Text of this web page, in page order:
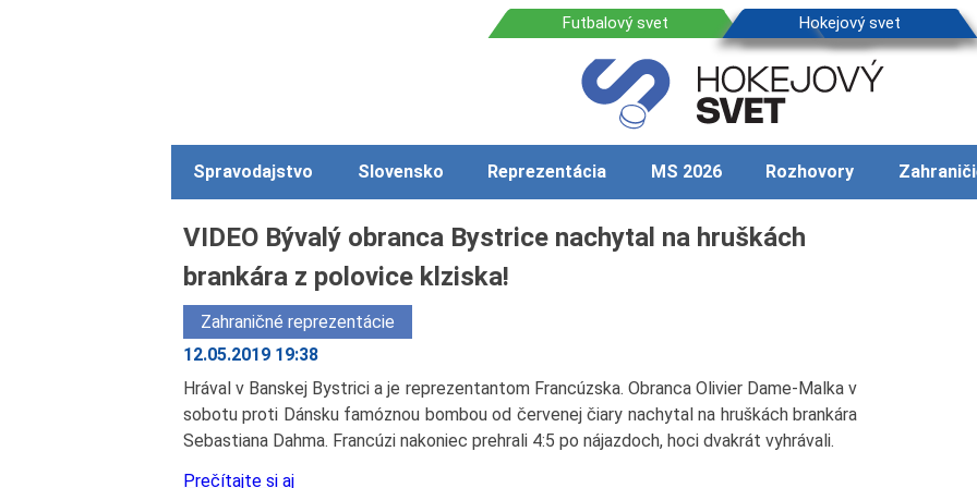
Spravodajstvo Slovensko Reprezentácia MS 2026 Rozhovory
VIDEO Bývalý obranca Bystrice nachytal na hruškách
brankára z polovice klziska!
Zahraničné reprezentácie
12.05.2019 19:38
Hrával v Banskej Bystrici a je reprezentantom Francúzska. Obranca Olivier Dame-Malka v
sobotu proti Dánsku famóznou bombou od červenej čiary nachytal na hruškách brankára
Sebastiana Dahma. Francúzi nakoniec prehrali 4:5 po nájazdoch, hoci dvakrát vyhrávali.
Prečítajte si aj